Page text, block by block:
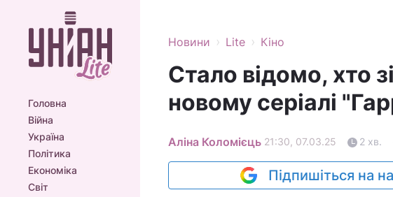
Головна
Війна
Україна
Політика
Економіка
Світ
Новини › Lite › Кіно
Стало відомо, хто
новому серіалі
Аліна Коломієць 21:30, 07.03.25 2 хв.
Підпишіться на